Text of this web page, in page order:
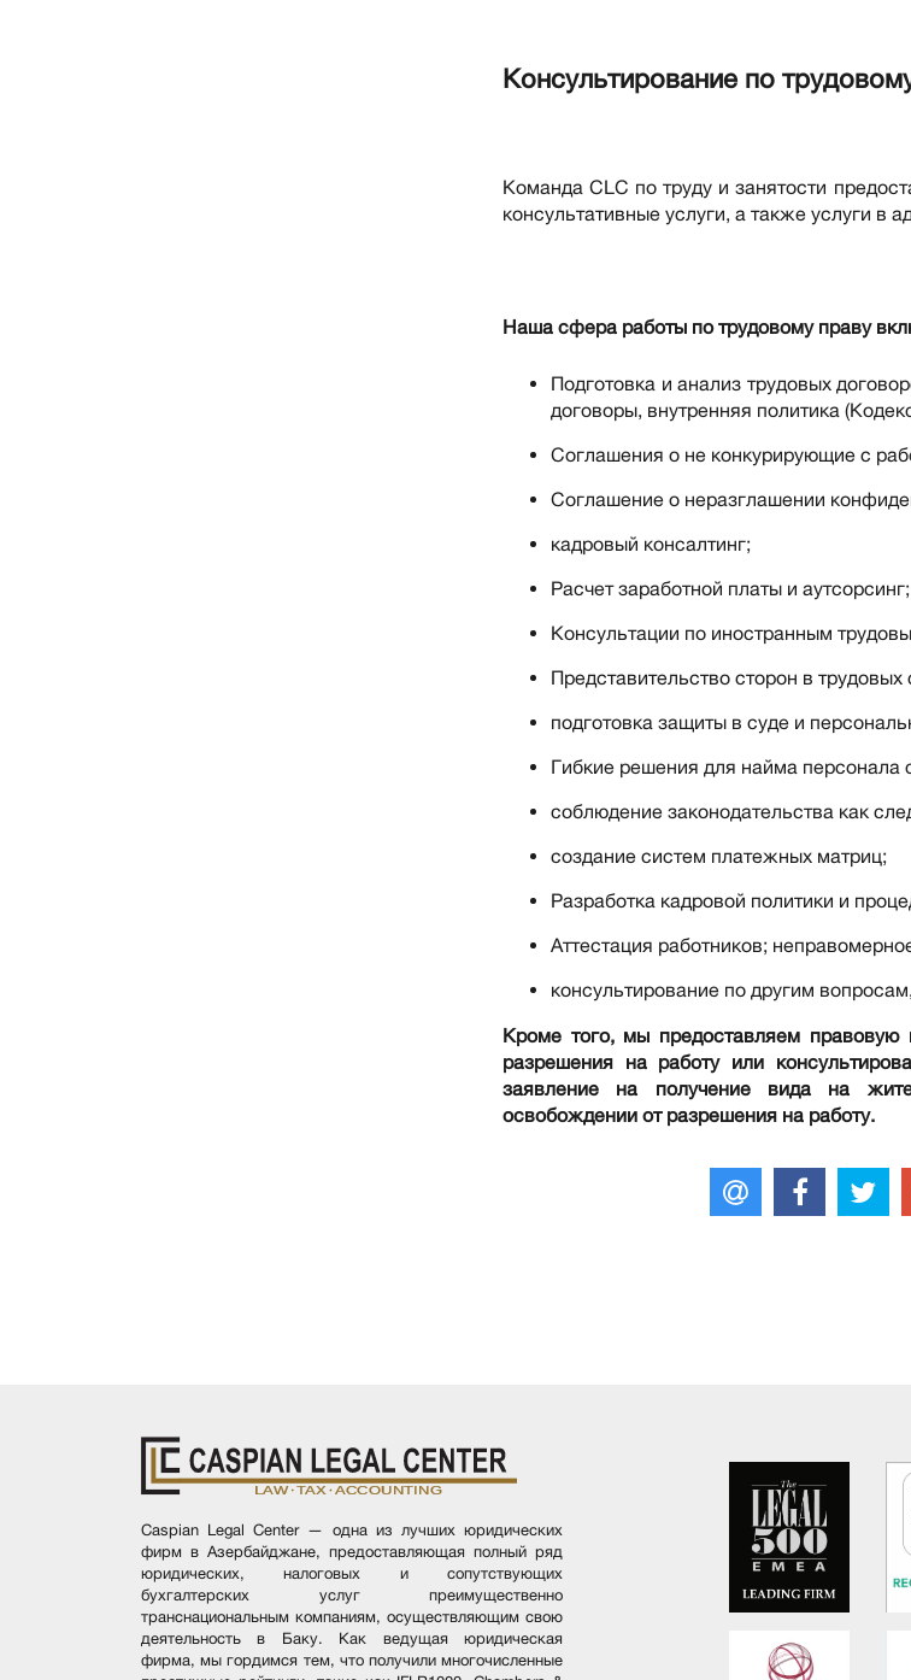
Консультирование по
Команда CLC по труду и занятости
консультативные услуги, а также услуги в
Наша сфера работы по трудовому праву
Подготовка и анализ трудовых
договоры, внутренняя политика
Соглашения о не конкурирующие с
Соглашение о неразглашении
кадровый консалтинг;
Расчет заработной платы и аутсорсинг;
Консультации по иностранным
Представительство сторон в трудовых
подготовка защиты в суде и
Гибкие решения для найма
соблюдение законодательства как
создание систем платежных матриц;
Разработка кадровой политики и
Аттестация работников;
консультирование по другим
Кроме того, мы предоставляем
разрешения на работу или
заявление на получение вида на
освобождении от разрешения на работу.
Caspian Legal Center — одна из лучших юридических
фирм в Азербайджане, предоставляющая полный ряд
юридических, налоговых и сопутствующих
бухгалтерских услуг преимущественно
транснациональным компаниям, осуществляющим свою
деятельность в Баку. Как ведущая юридическая
фирма, мы гордимся тем, что получили многочисленные